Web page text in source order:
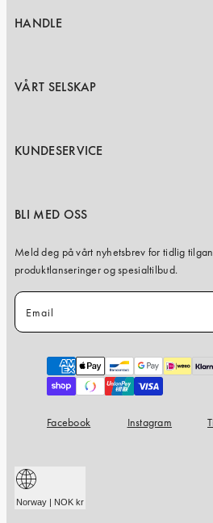
HANDLE
VÅRT SELSKAP
KUNDESERVICE
BLI MED OSS
Meld deg på vårt nyhetsbrev for tidlig
produktlanseringer og spesialtilbud.
Email
Payment
methods
Facebook Instagram
Norway | NOK kr